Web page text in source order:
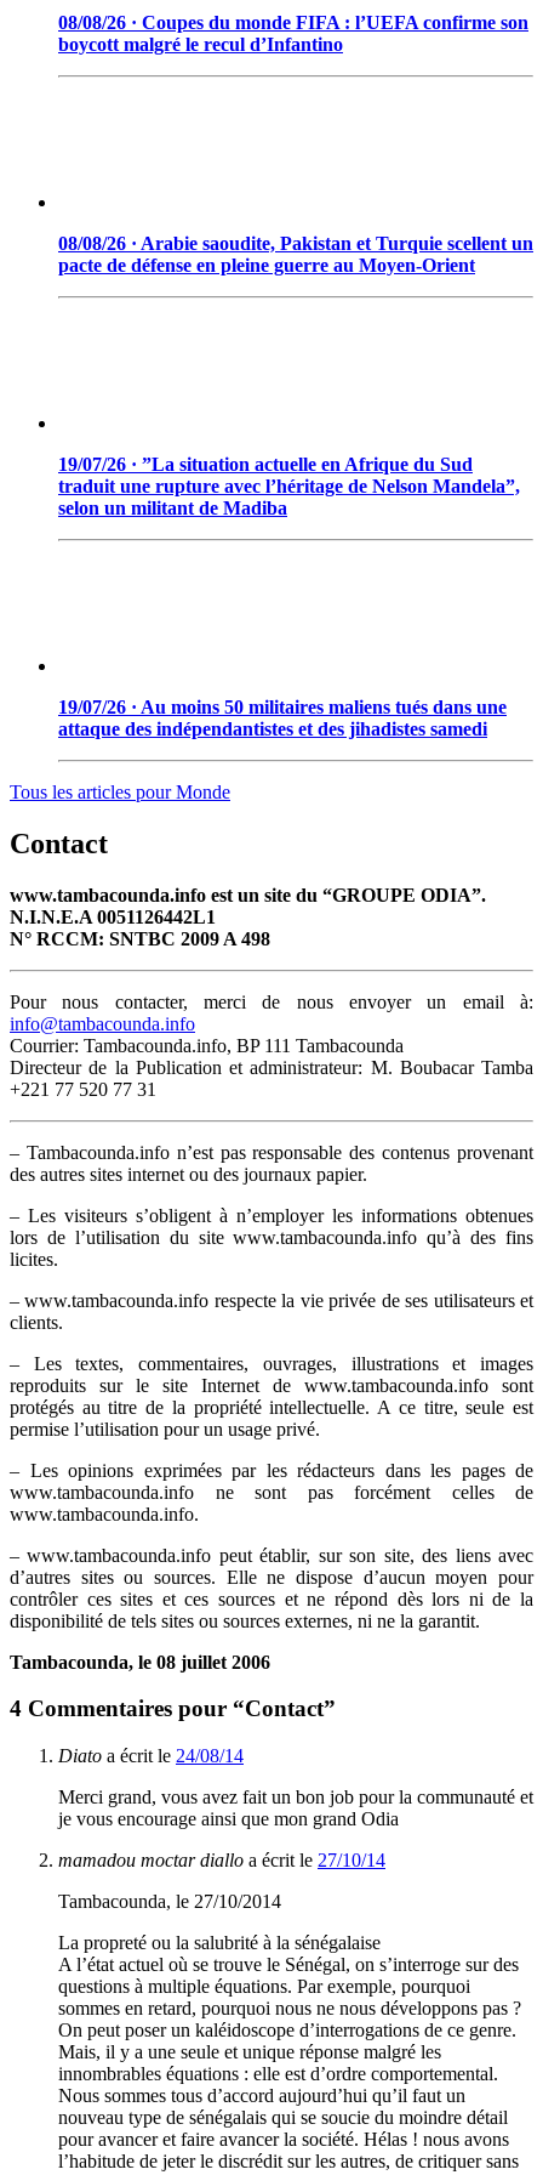
08/08/26 · Coupes du monde FIFA : l’UEFA confirme son
boycott malgré le recul d’Infantino
08/08/26 · Arabie saoudite, Pakistan et Turquie scellent un
pacte de défense en pleine guerre au Moyen-Orient
19/07/26 · ”La situation actuelle en Afrique du Sud
traduit une rupture avec l’héritage de Nelson Mandela”,
selon un militant de Madiba
19/07/26 · Au moins 50 militaires maliens tués dans une
attaque des indépendantistes et des jihadistes samedi
Tous les articles pourMonde
Contact
www.tambacounda.info est un site du “GROUPE ODIA”.
N.I.N.E.A 0051126442L1
N° RCCM: SNTBC 2009 A 498
Pour nous contacter, merci de nous envoyer un email à:
info@tambacounda.info
Courrier: Tambacounda.info, BP 111 Tambacounda
Directeur de la Publication et administrateur: M. Boubacar Tamba
+221 77 520 77 31
– Tambacounda.info n’est pas responsable des contenus provenant
des autres sites internet ou des journaux papier.
– Les visiteurs s’obligent à n’employer les informations obtenues
lors de l’utilisation du site www.tambacounda.info qu’à des fins
licites.
– www.tambacounda.info respecte la vie privée de ses utilisateurs et
clients.
– Les textes, commentaires, ouvrages, illustrations et images
reproduits sur le site Internet de www.tambacounda.info sont
protégés au titre de la propriété intellectuelle. A ce titre, seule est
permise l’utilisation pour un usage privé.
– Les opinions exprimées par les rédacteurs dans les pages de
www.tambacounda.info ne sont pas forcément celles de
www.tambacounda.info.
– www.tambacounda.info peut établir, sur son site, des liens avec
d’autres sites ou sources. Elle ne dispose d’aucun moyen pour
contrôler ces sites et ces sources et ne répond dès lors ni de la
disponibilité de tels sites ou sources externes, ni ne la garantit.
Tambacounda, le 08 juillet 2006
4 Commentaires pour “Contact”
Diato a écrit le 24/08/14
Merci grand, vous avez fait un bon job pour la communauté et
je vous encourage ainsi que mon grand Odia
mamadou moctar diallo a écrit le 27/10/14
Tambacounda, le 27/10/2014
La propreté ou la salubrité à la sénégalaise
A l’état actuel où se trouve le Sénégal, on s’interroge sur des
questions à multiple équations. Par exemple, pourquoi
sommes en retard, pourquoi nous ne nous développons pas ?
On peut poser un kaléidoscope d’interrogations de ce genre.
Mais, il y a une seule et unique réponse malgré les
innombrables équations : elle est d’ordre comportemental.
Nous sommes tous d’accord aujourd’hui qu’il faut un
nouveau type de sénégalais qui se soucie du moindre détail
pour avancer et faire avancer la société. Hélas ! nous avons
l’habitude de jeter le discrédit sur les autres, de critiquer sans